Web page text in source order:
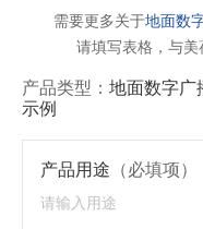
需要更多关于地面数
请填写表格，与美
产品类型： 地面数字广
示例
产品用途 （必填项）